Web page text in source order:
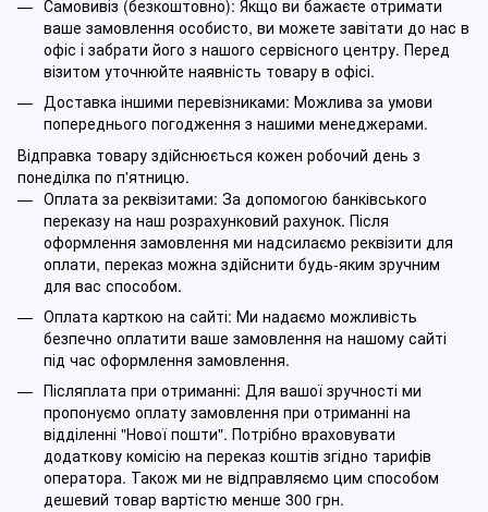
Самовивіз (безкоштовно): Якщо ви бажаєте отримати
ваше замовлення особисто, ви можете завітати до нас в
офіс і забрати його з нашого сервісного центру. Перед
візитом уточнюйте наявність товару в офісі.
Доставка іншими перевізниками: Можлива за умови
попереднього погодження з нашими менеджерами.
Відправка товару здійснюється кожен робочий день з
понеділка по п'ятницю.
Оплата за реквізитами: За допомогою банківського
переказу на наш розрахунковий рахунок. Після
оформлення замовлення ми надсилаємо реквізити для
оплати, переказ можна здійснити будь-яким зручним
для вас способом.
Оплата карткою на сайті: Ми надаємо можливість
безпечно оплатити ваше замовлення на нашому сайті
під час оформлення замовлення.
Післяплата при отриманні: Для вашої зручності ми
пропонуємо оплату замовлення при отриманні на
відділенні "Нової пошти". Потрібно враховувати
додаткову комісію на переказ коштів згідно тарифів
оператора. Також ми не відправляємо цим способом
дешевий товар вартістю менше 300 грн.